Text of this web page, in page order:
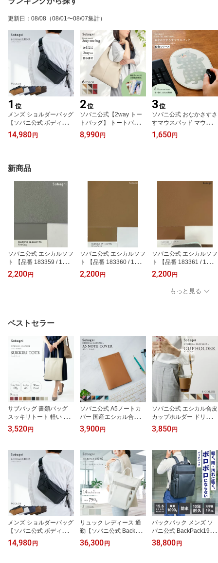
更新日 ： 08/08 （08/01〜08/07集計）
1 位
メンズ ショルダーバッグ
【ソバニ公式 ボディバッ
グLuna】ボディーバッグ
ウエストポーチ かっこい
行 日本製 人気の メンズ
ショルダーバッグ
14,980円
2位
ソバニ公式【2way トー
トバッグ】 トートバッグ
ハンドバッグ 軽い 柔ら
かい 体に優しい 合皮 合
め 上品 通院 お出かけ
8,990円
3位
ソバニ公式 おなかさすさ
すマウスパッド マウスパ
ッド イラスト 動物 パン
ダ クマ ネコ インコ ハム
1,650円
新商品
ソバニ公式 エシカルソフ
ト 【品番 183359 / 1m】
1点限り 特別価格 国産エ
シカル合皮 フェイクレザ
m幅 1.20mm厚
2,200円
ソバニ公式 エシカルソフ
ト 【品番 183360 / 1m】
1点限り 特別価格 国産エ
シカル合皮 フェイクレザ
2,200円
ソバニ公式 エシカルソフ
ト 【品番 183361 / 1m】
1点限り 特別価格 国産エ
シカル合皮 フェイクレザ
ー 生地 手芸 椅子張り ソ
ファー 張り替え 軽量 高
2,200円
もっと見る
ベストセラー
サブバッグ 書類バッグ
スッキリトート 軽い Sob
agni 国産 エシカル合皮
トートバッグ 高耐久 撥
ジネス オフィス 通勤 ス
リム 薄型 カジュアル
【送料無料】 ヴィーガン
ファッション
3,520円
ソバニ公式 A5ノートカ
バー 国産エシカル合皮 A
5 ノートカバー ノート付
き 手帳カバー ペンホル
ルダー ポケット 軽量 軽
い ギフト 贈り物 日本製
合皮 合成皮革 ヴィーガ
ン 【メール便】
3,900円
ソバニ公式 エシカル合皮
カップホルダー ドリンク
ホルダー ヴィーガン エ
シカル
3,850円
メンズ ショルダーバッグ
【ソバニ公式 ボディバッ
グLuna】ボディーバッグ
ウエストポーチ かっこい
14,980円
リュック レディース 通
勤【ソバニ公式 BackPac
k180 02 】人気 リュック
機内持ち込みサイズ ビジ
36,300円
バックパック メンズ ソ
バニ公式 BackPack194 0
2 バックパック リュック
メンズ レディース おす
38,800円